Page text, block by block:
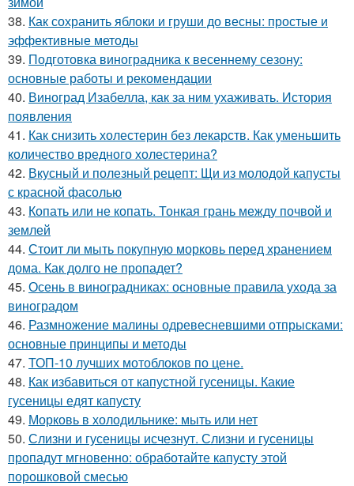
38. Как сохранить яблоки и груши до весны: простые и
эффективные методы
39. Подготовка виноградника к весеннему сезону:
основные работы и рекомендации
40. Виноград Изабелла, как за ним ухаживать. История
появления
41. Как снизить холестерин без лекарств. Как уменьшить
количество вредного холестерина?
42. Вкусный и полезный рецепт: Щи из молодой капусты
с красной фасолью
43. Копать или не копать. Тонкая грань между почвой и
землей
44. Стоит ли мыть покупную морковь перед хранением
дома. Как долго не пропадет?
45. Осень в виноградниках: основные правила ухода за
виноградом
46. Размножение малины одревесневшими отпрысками:
основные принципы и методы
47. ТОП-10 лучших мотоблоков по цене.
48. Как избавиться от капустной гусеницы. Какие
гусеницы едят капусту
49. Морковь в холодильнике: мыть или нет
50. Слизни и гусеницы исчезнут. Слизни и гусеницы
пропадут мгновенно: обработайте капусту этой
порошковой смесью